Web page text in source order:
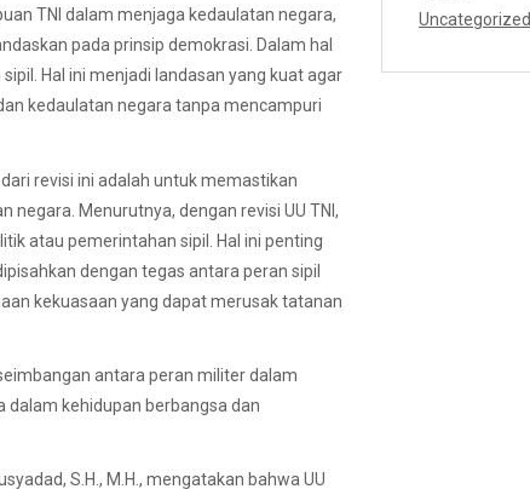
TNI dalam menjaga kedaulatan negara,
pada prinsip demokrasi. Dalam hal
Hal ini menjadi landasan yang kuat agar
kedaulatan negara tanpa mencampuri
revisi ini adalah untuk memastikan
Menurutnya, dengan revisi UU TNI,
atau pemerintahan sipil. Hal ini penting
dengan tegas antara peran sipil
kekuasaan yang dapat merusak tatanan
antara peran militer dalam
kehidupan berbangsa dan
S.H., M.H., mengatakan bahwa UU
Uncategorized